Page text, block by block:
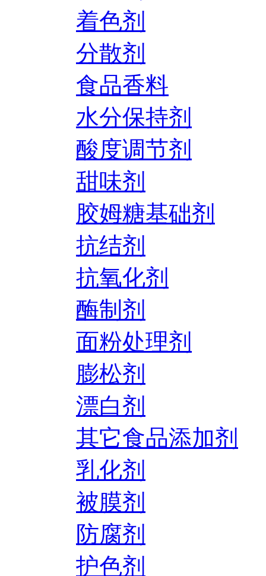
着色剂
分散剂
食品香料
水分保持剂
酸度调节剂
甜味剂
胶姆糖基础剂
抗结剂
抗氧化剂
酶制剂
面粉处理剂
膨松剂
漂白剂
其它食品添加剂
乳化剂
被膜剂
防腐剂
护色剂